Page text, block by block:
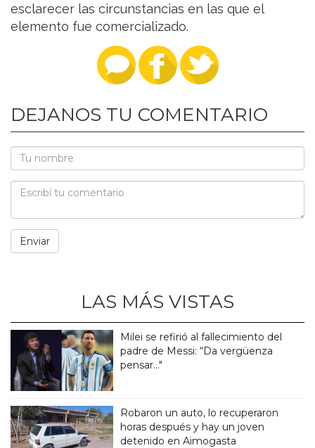
esclarecer las circunstancias en las que el
elemento fue comercializado.
DEJANOS TU COMENTARIO
LAS MÁS VISTAS
Milei se refirió al fallecimiento del
padre de Messi: “Da vergüenza
pensar..."
Robaron un auto, lo recuperaron
horas después y hay un joven
detenido en Aimogasta